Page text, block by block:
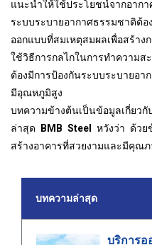
แนะนำให้ใช้ประโยชน์จากอาก
ระบบระบายอากาศธรรมชาติต้
ออกแบบที่สมเหตุสมผลเพื่อสร้า
ใช้วิธีการกลไกในการทำความส
ต้องมีการป้องกันระบบระบายอ
มีอุณหภูมิสูง
บทความข้างต้นเป็นข้อมูลเกี่ยว
ล่าสุด
BMB Steel หวังว่า ด้วย
สร้างอาคารที่สวยงามและมีคุณ
บทความล่าสุด
บริการอ